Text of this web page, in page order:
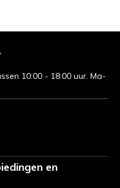
10:00 - 18:00 uur. Ma-
en